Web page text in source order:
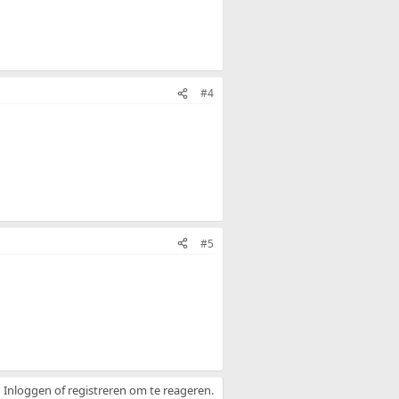
#4
#5
Inloggen of registreren om te reageren.